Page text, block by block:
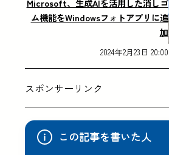
Microsoft、生成AIを活用した消しゴ
ム機能をWindowsフォトアプリに追
加
2024年2月23日 20:00
スポンサーリンク
この記事を書いた人